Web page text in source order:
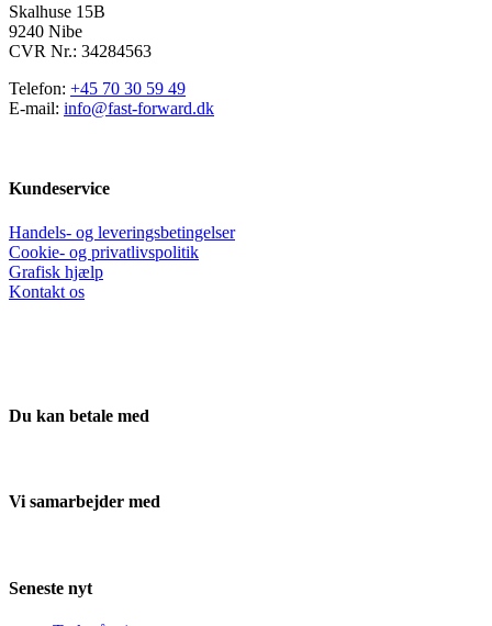
Skalhuse 15B
9240 Nibe
CVR Nr.: 34284563
Telefon: +45 70 30 59 49
E-mail: info@fast-forward.dk
Kundeservice
Handels- og leveringsbetingelser
Cookie- og privatlivspolitik
Grafisk hjælp
Kontakt os
Du kan betale med
Vi samarbejder med
Seneste nyt